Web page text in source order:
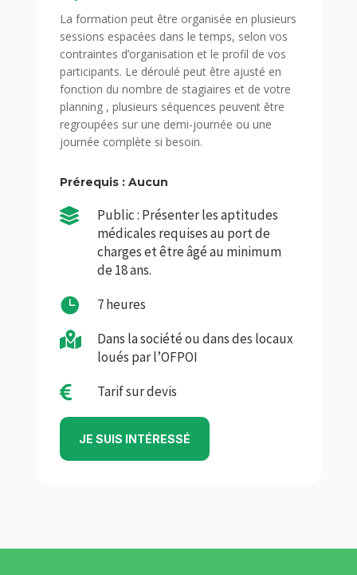
La formation peut être organisée en plusieurs
sessions espacées dans le temps, selon vos
contraintes d’organisation et le profil de vos
participants. Le déroulé peut être ajusté en
fonction du nombre de stagiaires et de votre
planning , plusieurs séquences peuvent être
regroupées sur une demi-journée ou une
journée complète si besoin.
Prérequis : Aucun

Public : Présenter les aptitudes
médicales requises au port de
charges et être âgé au minimum
de 18 ans.
 7 heures

Dans la société ou dans des locaux
loués par l’OFPOI
 Tarif sur devis
JE SUIS INTÉRESSÉ